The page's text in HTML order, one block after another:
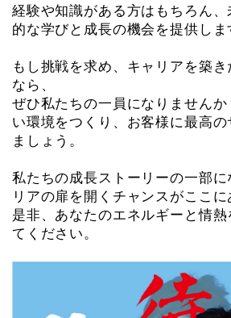
経験や知識がある方はもちろん
的な学びと成長の機会を提供しま
もし挑戦を求め、キャリアを築
なら、
ぜひ私たちの一員になりませんか
い環境をつくり、お客様に最高
ましょう。
私たちの成長ストーリーの一部に
リアの扉を開くチャンスがここに
是非、あなたのエネルギーと情
てください。